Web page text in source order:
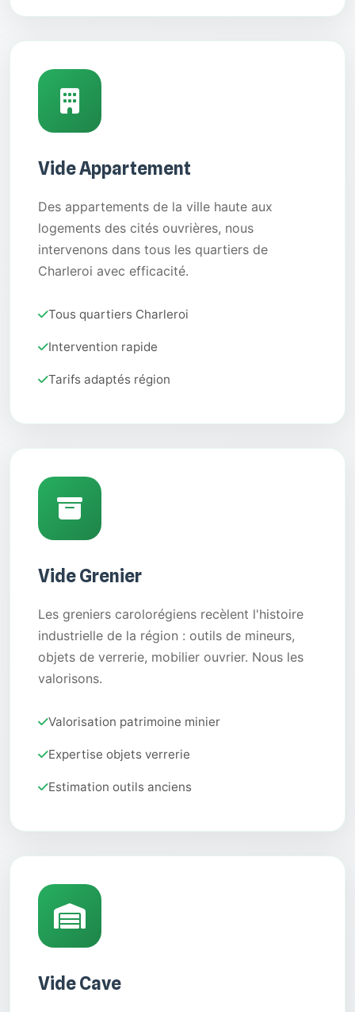
Vide Appartement
Des appartements de la ville haute aux
logements des cités ouvrières, nous
intervenons dans tous les quartiers de
Charleroi avec efficacité.
Tous quartiers Charleroi
Intervention rapide
Tarifs adaptés région
Vide Grenier
Les greniers carolorégiens recèlent l'histoire
industrielle de la région : outils de mineurs,
objets de verrerie, mobilier ouvrier. Nous les
valorisons.
Valorisation patrimoine minier
Expertise objets verrerie
Estimation outils anciens
Vide Cave